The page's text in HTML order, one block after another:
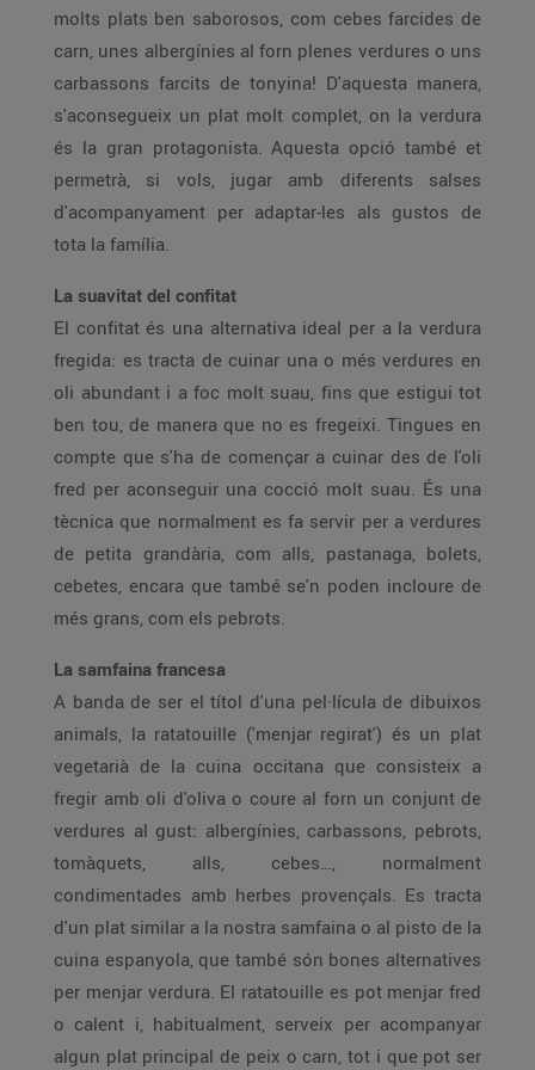
molts plats ben saborosos, com cebes farcides de
carn, unes albergínies al forn plenes verdures o uns
carbassons farcits de tonyina! D'aquesta manera,
s'aconsegueix un plat molt complet, on la verdura
és la gran protagonista. Aquesta opció també et
permetrà, si vols, jugar amb diferents salses
d'acompanyament per adaptar-les als gustos de
tota la família.
La suavitat del confitat
El confitat és una alternativa ideal per a la verdura
fregida: es tracta de cuinar una o més verdures en
oli abundant i a foc molt suau, fins que estigui tot
ben tou, de manera que no es fregeixi. Tingues en
compte que s'ha de començar a cuinar des de l'oli
fred per aconseguir una cocció molt suau. És una
tècnica que normalment es fa servir per a verdures
de petita grandària, com alls, pastanaga, bolets,
cebetes, encara que també se'n poden incloure de
més grans, com els pebrots.
La samfaina francesa
A banda de ser el títol d'una pel·lícula de dibuixos
animals, la ratatouille ('menjar regirat') és un plat
vegetarià de la cuina occitana que consisteix a
fregir amb oli d'oliva o coure al forn un conjunt de
verdures al gust: albergínies, carbassons, pebrots,
tomàquets, alls, cebes…, normalment
condimentades amb herbes provençals. Es tracta
d'un plat similar a la nostra samfaina o al pisto de la
cuina espanyola, que també són bones alternatives
per menjar verdura. El ratatouille es pot menjar fred
o calent i, habitualment, serveix per acompanyar
algun plat principal de peix o carn, tot i que pot ser